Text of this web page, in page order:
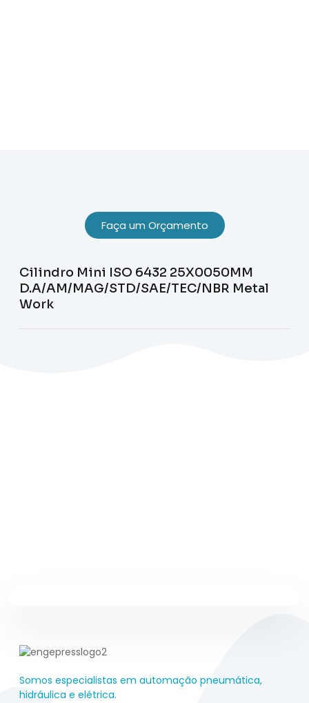
Faça um Orçamento
Cilindro Mini ISO 6432 25X0050MM
D.A/AM/MAG/STD/SAE/TEC/NBR Metal
Work
Somos especialistas em automação pneumática,
hidráulica e elétrica.